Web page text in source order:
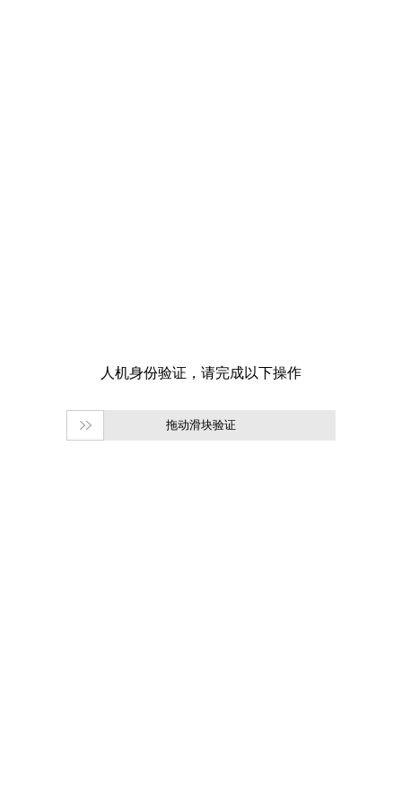
拖动滑块验证